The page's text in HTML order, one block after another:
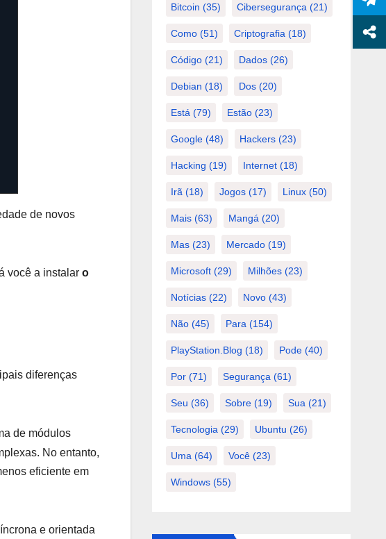
de novos
você a instalar o
diferenças
de módulos
No entanto,
eficiente em
e orientada
Bitcoin (35) Cibersegurança (21)
Como(51) Criptografia (18)
Código(21) Dados(26)
Debian (18) Dos(20)
Está (79) Estão(23)
Google(48) Hackers(23)
Hacking (19) Internet(18)
Irã (18) Jogos(17) Linux(50)
Mais(63) Mangá (20)
Mas(23) Mercado(19)
Microsoft(29) Milhões(23)
Notícias(22) Novo(43)
Não(45) Para (154)
PlayStation.Blog (18) Pode(40)
Por(71) Segurança (61)
Seu (36) Sobre(19) Sua (21)
Tecnologia (29) Ubuntu (26)
Uma (64) Você(23)
Windows(55)